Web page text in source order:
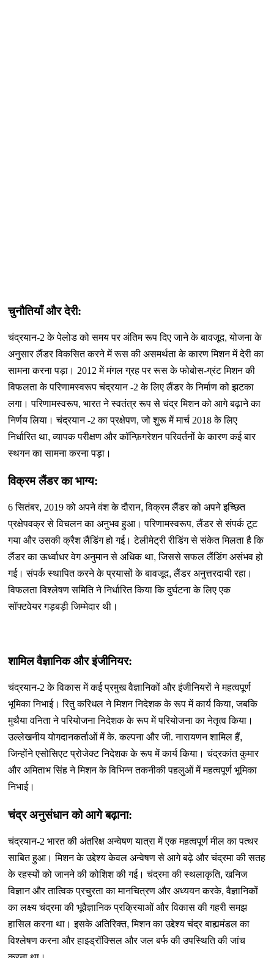
चुनौतियाँ और देरी:
चंद्रयान-2 के पेलोड को समय पर अंतिम रूप दिए जाने के बावजूद,योजना के
अनुसार लैंडर विकसित करने में रूस की असमर्थता के कारण मिशन में देरी का
सामना करना पड़ा। 2012 में मंगल ग्रह पर रूस के फोबोस-ग्रंट मिशन की
विफलता के परिणामस्वरूप चंद्रयान -2 के लिए लैंडर के निर्माण को झटका
लगा। परिणामस्वरूप,भारत ने स्वतंत्र रूप से चंद्र मिशन को आगे बढ़ाने का
निर्णय लिया। चंद्रयान -2 का प्रक्षेपण,जो शुरू में मार्च 2018 के लिए
निर्धारित था,व्यापक परीक्षण और कॉन्फ़िगरेशन परिवर्तनों के कारण कई बार
स्थगन का सामना करना पड़ा।
विक्रम लैंडर का भाग्य:
6 सितंबर, 2019 को अपने वंश के दौरान,विक्रम लैंडर को अपने इच्छित
प्रक्षेपवक्र से विचलन का अनुभव हुआ। परिणामस्वरूप,लैंडर से संपर्क टूट
गया और उसकी क्रैश लैंडिंग हो गई। टेलीमेट्री रीडिंग से संकेत मिलता है कि
लैंडर का ऊर्ध्वाधर वेग अनुमान से अधिक था,जिससे सफल लैंडिंग असंभव हो
गई। संपर्क स्थापित करने के प्रयासों के बावजूद,लैंडर अनुत्तरदायी रहा।
विफलता विश्लेषण समिति ने निर्धारित किया कि दुर्घटना के लिए एक
सॉफ्टवेयर गड़बड़ी जिम्मेदार थी।
शामिल वैज्ञानिक और इंजीनियर:
चंद्रयान-2 के विकास में कई प्रमुख वैज्ञानिकों और इंजीनियरों ने महत्वपूर्ण
भूमिका निभाई। रितु करिधल ने मिशन निदेशक के रूप में कार्य किया,जबकि
मुथैया वनिता ने परियोजना निदेशक के रूप में परियोजना का नेतृत्व किया।
उल्लेखनीय योगदानकर्ताओं में के. कल्पना और जी. नारायणन शामिल हैं,
जिन्होंने एसोसिएट प्रोजेक्ट निदेशक के रूप में कार्य किया। चंद्रकांत कुमार
और अमिताभ सिंह ने मिशन के विभिन्न तकनीकी पहलुओं में महत्वपूर्ण भूमिका
निभाई।
चंद्र अनुसंधान को आगे बढ़ाना:
चंद्रयान-2 भारत की अंतरिक्ष अन्वेषण यात्रा में एक महत्वपूर्ण मील का पत्थर
साबित हुआ। मिशन के उद्देश्य केवल अन्वेषण से आगे बढ़े और चंद्रमा की सतह
के रहस्यों को जानने की कोशिश की गई। चंद्रमा की स्थलाकृति,खनिज
विज्ञान और तात्विक प्रचुरता का मानचित्रण और अध्ययन करके,वैज्ञानिकों
का लक्ष्य चंद्रमा की भूवैज्ञानिक प्रक्रियाओं और विकास की गहरी समझ
हासिल करना था। इसके अतिरिक्त,मिशन का उद्देश्य चंद्र बाह्यमंडल का
विश्लेषण करना और हाइड्रॉक्सिल और जल बर्फ की उपस्थिति की जांच